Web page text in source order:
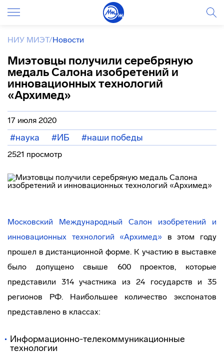
НИУ МИЭТ/Новости
Миэтовцы получили серебряную
медаль Салона изобретений и
инновационных технологий
«Архимед»
17 июля 2020
#наука #ИБ #наши победы
2521 просмотр
Московский Международный Салон изобретений и
инновационных технологий «Архимед» в этом году
прошел в дистанционной форме. К участию в выставке
было допущено свыше 600 проектов, которые
представили 314 участника из 24 государств и 35
регионов РФ. Наибольшее количество экспонатов
представлено в классах:
Информационно-телекоммуникационные
технологии